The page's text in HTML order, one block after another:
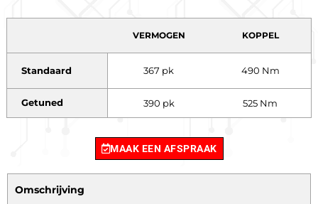
VERMOGEN KOPPEL
Standaard 367 pk 490 Nm
Getuned 390 pk 525 Nm
MAAK EEN AFSPRAAK
Omschrijving